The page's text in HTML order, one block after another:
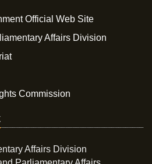
Official Web Site
Affairs Division
Commission
Affairs Division